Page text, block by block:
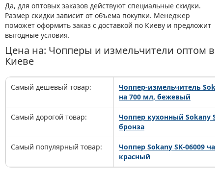
Да, для оптовых заказов действуют специальные скидки.
Размер скидки зависит от объема покупки. Менеджер
поможет оформить заказ с доставкой по Киеву и предложит
выгодные условия.
Цена на: Чопперы и измельчители оптом в
Киеве
Самый дешевый товар:
Чоппер-измельчитель
на 700 мл, бежевый
Самый дорогой товар:
Чоппер кухонный Sokany
бронза
Самый популярный товар:
Чоппер Sokany SK-06009
красный